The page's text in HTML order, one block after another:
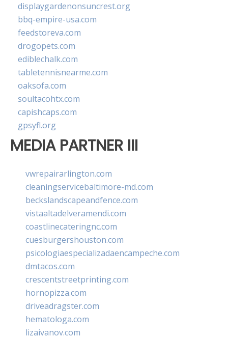
displaygardenonsuncrest.org
bbq-empire-usa.com
feedstoreva.com
drogopets.com
ediblechalk.com
tabletennisnearme.com
oaksofa.com
soultacohtx.com
capishcaps.com
gpsyfl.org
MEDIA PARTNER III
vwrepairarlington.com
cleaningservicebaltimore-md.com
beckslandscapeandfence.com
vistaaltadelveramendi.com
coastlinecateringnc.com
cuesburgershouston.com
psicologiaespecializadaencampeche.com
dmtacos.com
crescentstreetprinting.com
hornopizza.com
driveadragster.com
hematologa.com
lizaivanov.com